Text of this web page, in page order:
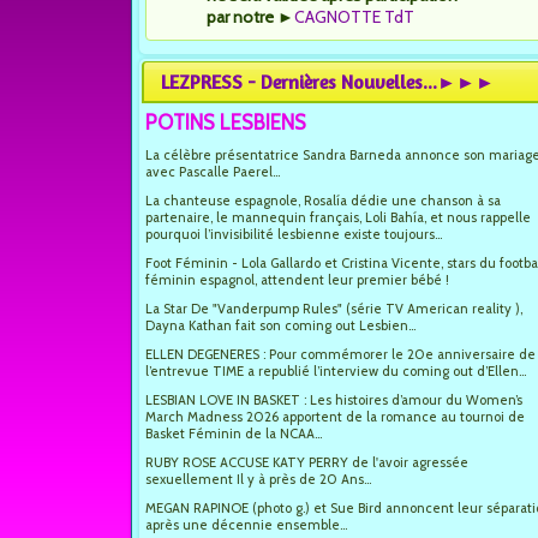
par notre ►CAGNOTTE TdT
LEZPRESS - Dernières Nouvelles...►►►
POTINS LESBIENS
La célèbre présentatrice Sandra Barneda annonce son mariage
avec Pascalle Paerel...
La chanteuse espagnole, Rosalía dédie une chanson à sa
partenaire, le mannequin français, Loli Bahía, et nous rappelle
pourquoi l’invisibilité lesbienne existe toujours...
Foot Féminin - Lola Gallardo et Cristina Vicente, stars du
féminin espagnol, attendent leur premier bébé !
La Star De "Vanderpump Rules" (série TV American reality ),
Dayna Kathan fait son coming out Lesbien...
ELLEN DEGENERES : Pour commémorer le 20e anniversaire de
l’entrevue TIME a republié l’interview du coming out d’Ellen...
LESBIAN LOVE IN BASKET : Les histoires d’amour du Women’s
March Madness 2026 apportent de la romance au tournoi de
Basket Féminin de la NCAA...
RUBY ROSE ACCUSE KATY PERRY de l'avoir agressée
sexuellement Il y à près de 20 Ans...
MEGAN RAPINOE (photo g.) et Sue Bird annoncent leur
après une décennie ensemble...